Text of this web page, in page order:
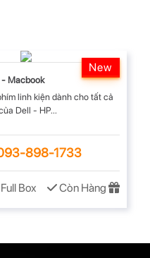
- Macbook
linh kiện dành cho tất cả
Dell - HP...
898-1733
Box Còn Hàng
New